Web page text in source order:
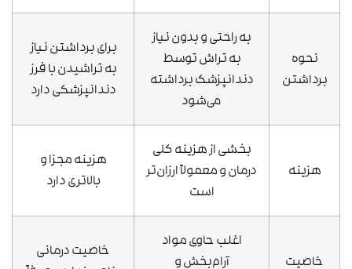
نحوه
برداشتن
به راحتی و بدون نیاز
به تراش توسط
دندانپزشک برداشته
می‌شود
برای برداشتن نیاز
به تراشیدن با فرز
دندانپزشکی دارد
هزینه
بخشی از هزینه کلی
درمان و معمولاً ارزان‌تر
است
هزینه مجزا و
بالاتری دارد
خاصیت
اغلب حاوی مواد
آرام‌بخش و
خاصیت درمانی